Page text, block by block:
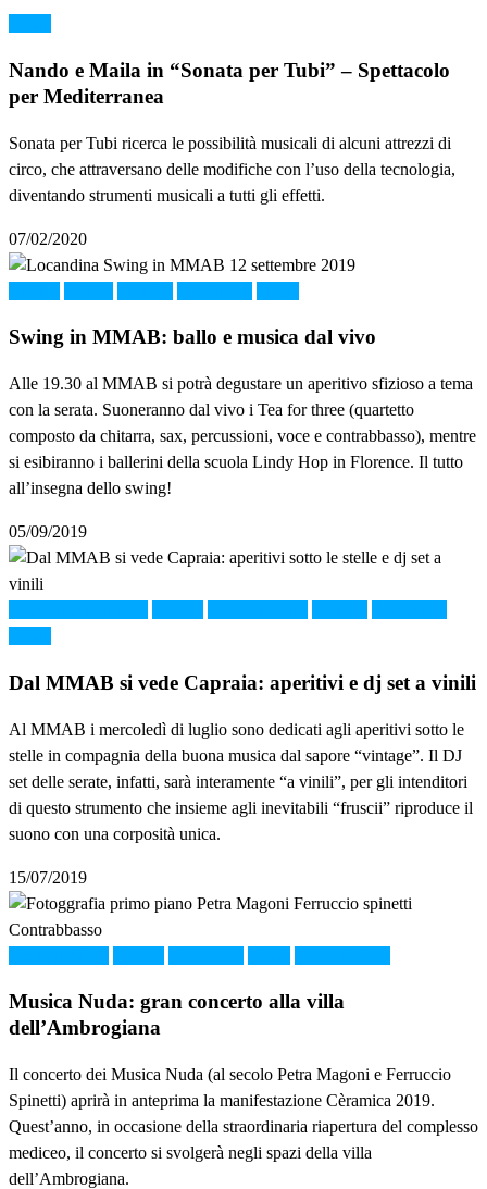
Nando e Maila in “Sonata per Tubi” – Spettacolo
per Mediterranea
Sonata per Tubi ricerca le possibilità musicali di alcuni attrezzi di
circo, che attraversano delle modifiche con l’uso della tecnologia,
diventando strumenti musicali a tutti gli effetti.
07/02/2020
Swing in MMAB: ballo e musica dal vivo
Alle 19.30 al MMAB si potrà degustare un aperitivo sfizioso a tema
con la serata. Suoneranno dal vivo i Tea for three (quartetto
composto da chitarra, sax, percussioni, voce e contrabbasso), mentre
si esibiranno i ballerini della scuola Lindy Hop in Florence. Il tutto
all’insegna dello swing!
05/09/2019
Dal MMAB si vede Capraia: aperitivi e dj set a vinili
Al MMAB i mercoledì di luglio sono dedicati agli aperitivi sotto le
stelle in compagnia della buona musica dal sapore “vintage”. Il DJ
set delle serate, infatti, sarà interamente “a vinili”, per gli intenditori
di questo strumento che insieme agli inevitabili “fruscii” riproduce il
suono con una corposità unica.
15/07/2019
Musica Nuda: gran concerto alla villa
dell’Ambrogiana
Il concerto dei Musica Nuda (al secolo Petra Magoni e Ferruccio
Spinetti) aprirà in anteprima la manifestazione Cèramica 2019.
Quest’anno, in occasione della straordinaria riapertura del complesso
mediceo, il concerto si svolgerà negli spazi della villa
dell’Ambrogiana.